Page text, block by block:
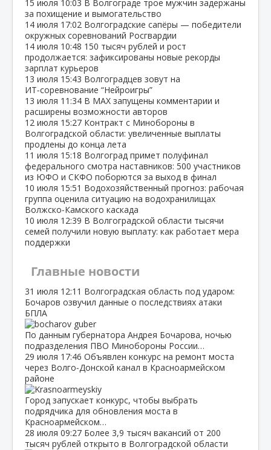
15 июля 10:03 В Волгограде трое мужчин задержаны
за похищение и вымогательство
14 июля 17:02 Волгоградские сапёры — победители
окружных соревнований Росгвардии
14 июля 10:48 150 тысяч рублей и рост
продолжается: зафиксированы новые рекорды
зарплат курьеров
13 июля 15:43 Волгоградцев зовут на
ИТ‑соревнование “Нейроигры”
13 июля 11:34 В МАХ запущены комментарии и
расширены возможности авторов
12 июля 15:27 Контракт с Минобороны в
Волгоградской области: увеличенные выплаты
продлены до конца лета
11 июля 15:18 Волгоград примет полуфинал
федерального смотра наставников: 500 участников
из ЮФО и СКФО поборются за выход в финал
10 июля 15:51 Водохозяйственный прогноз: рабочая
группа оценила ситуацию на водохранилищах
Волжско‑Камского каскада
10 июля 12:39 В Волгоградской области тысячи
семей получили новую выплату: как работает мера
поддержки
Главные новости
31 июля 12:11 Волгоградская область под ударом:
Бочаров озвучил данные о последствиях атаки
БПЛА
По данным губернатора Андрея Бочарова, ночью
подразделения ПВО Минобороны России…
29 июля 17:46 Объявлен конкурс на ремонт моста
через Волго‑Донской канал в Красноармейском
районе
Город запускает конкурс, чтобы выбрать
подрядчика для обновления моста в
Красноармейском…
28 июля 09:27 Более 3,9 тысяч вакансий от 200
тысяч рублей открыто в Волгоградской области